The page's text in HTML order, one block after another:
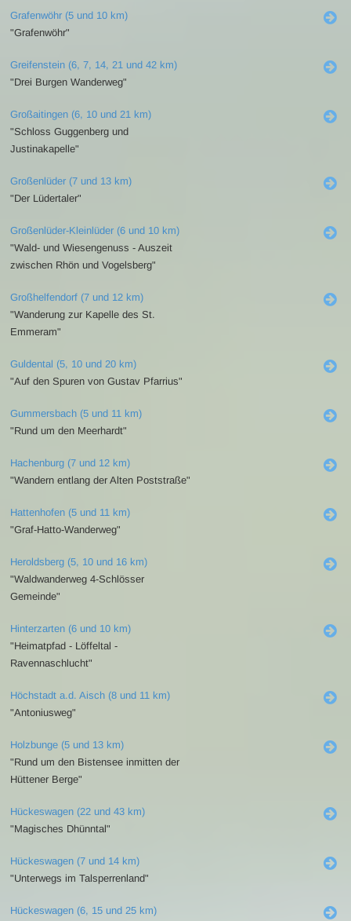
Grafenwöhr (5 und 10 km)
"Grafenwöhr"
Greifenstein (6, 7, 14, 21 und 42 km)
"Drei Burgen Wanderweg"
Großaitingen (6, 10 und 21 km)
"Schloss Guggenberg und
Justinakapelle"
Großenlüder (7 und 13 km)
"Der Lüdertaler"
Großenlüder-Kleinlüder (6 und 10 km)
"Wald- und Wiesengenuss - Auszeit
zwischen Rhön und Vogelsberg"
Großhelfendorf (7 und 12 km)
"Wanderung zur Kapelle des St.
Emmeram"
Guldental (5, 10 und 20 km)
"Auf den Spuren von Gustav Pfarrius"
Gummersbach (5 und 11 km)
"Rund um den Meerhardt"
Hachenburg (7 und 12 km)
"Wandern entlang der Alten Poststraße"
Hattenhofen (5 und 11 km)
"Graf-Hatto-Wanderweg"
Heroldsberg (5, 10 und 16 km)
"Waldwanderweg 4-Schlösser
Gemeinde"
Hinterzarten (6 und 10 km)
"Heimatpfad - Löffeltal -
Ravennaschlucht"
Höchstadt a.d. Aisch (8 und 11 km)
"Antoniusweg"
Holzbunge (5 und 13 km)
"Rund um den Bistensee inmitten der
Hüttener Berge"
Hückeswagen (22 und 43 km)
"Magisches Dhünntal"
Hückeswagen (7 und 14 km)
"Unterwegs im Talsperrenland"
Hückeswagen (6, 15 und 25 km)